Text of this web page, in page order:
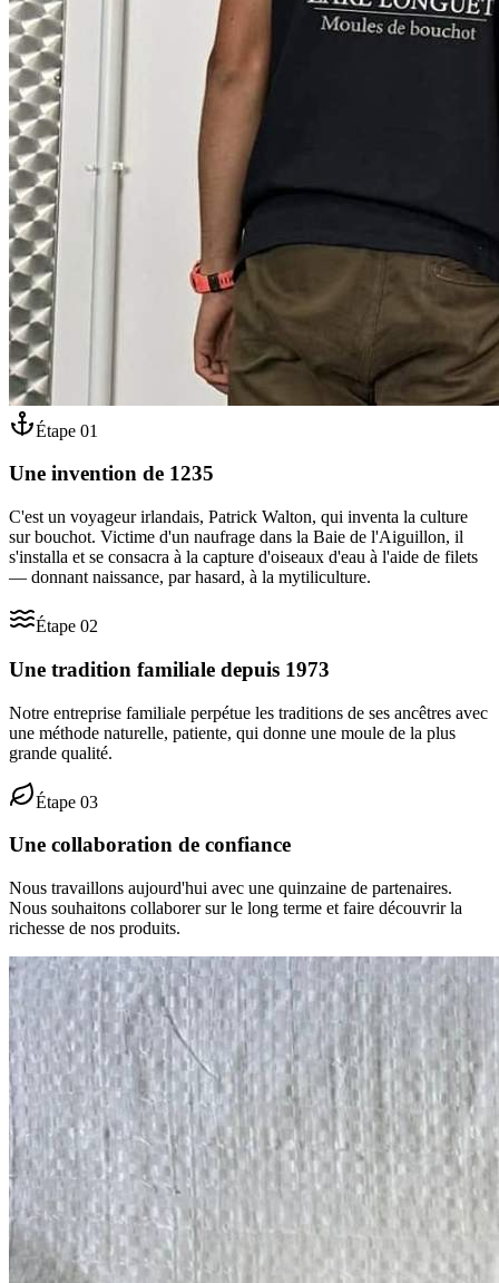
Étape 01
Une invention de 1235
C'est un voyageur irlandais, Patrick Walton, qui inventa la culture
sur bouchot. Victime d'un naufrage dans la Baie de l'Aiguillon, il
s'installa et se consacra à la capture d'oiseaux d'eau à l'aide de filets
— donnant naissance, par hasard, à la mytiliculture.
Étape 02
Une tradition familiale depuis 1973
Notre entreprise familiale perpétue les traditions de ses ancêtres avec
une méthode naturelle, patiente, qui donne une moule de la plus
grande qualité.
Étape 03
Une collaboration de confiance
Nous travaillons aujourd'hui avec une quinzaine de partenaires.
Nous souhaitons collaborer sur le long terme et faire découvrir la
richesse de nos produits.